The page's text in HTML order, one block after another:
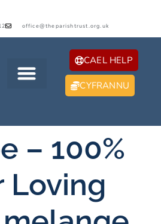
office@theparishtrust.org.uk
CAEL HELP
CYFRANNU
– 100%
Loving